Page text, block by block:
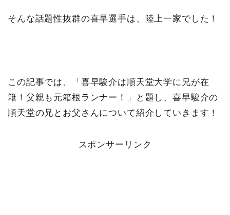
そんな話題性抜群の喜早選手は、陸上一家でした！
この記事では、「喜早駿介は順天堂大学に兄が在
籍！父親も元箱根ランナー！」と題し、喜早駿介の
順天堂の兄とお父さんについて紹介していきます！
スポンサーリンク